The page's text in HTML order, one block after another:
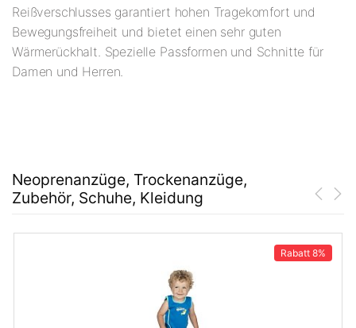
Reißverschlusses garantiert hohen Tragekomfort und
Bewegungsfreiheit und bietet einen sehr guten
Wärmerückhalt. Spezielle Passformen und Schnitte für
Damen und Herren.
Neoprenanzüge, Trockenanzüge,
Zubehör, Schuhe, Kleidung
Rabatt 8%